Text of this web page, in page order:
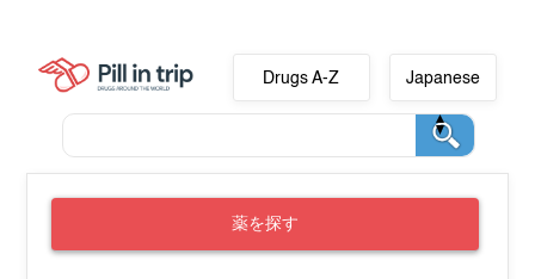
Drugs A-Z Japanese
薬を探す